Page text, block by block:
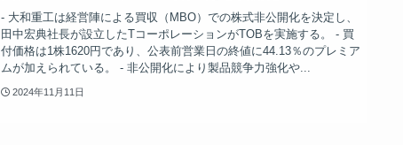
- 大和重工は経営陣による買収（MBO）での株式非公開化を決定し、
田中宏典社長が設立したTコーポレーションがTOBを実施する。 - 買
付価格は1株1620円であり、公表前営業日の終値に44.13％のプレミア
ムが加えられている。 - 非公開化により製品競争力強化や...
2024年11月11日